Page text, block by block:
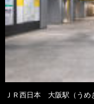
ＪＲ西日本 大阪駅（うめ